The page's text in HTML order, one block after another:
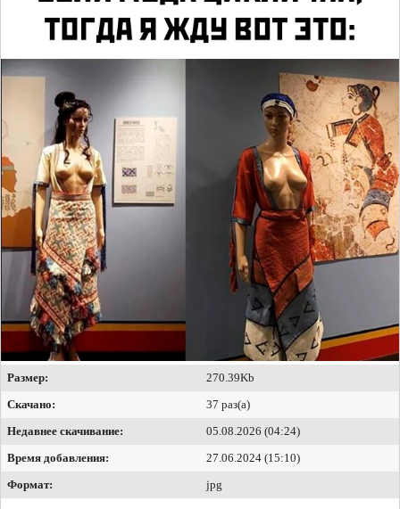
Размер:
270.39Kb
Скачано:
37 раз(а)
Недавнее скачивание:
05.08.2026 (04:24)
Время добавления:
27.06.2024 (15:10)
Формат:
jpg